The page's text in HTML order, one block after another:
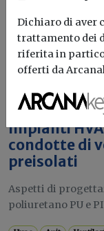
Il governo ha
bonus
Potrebbe
Attualità
Impianti
condotte di
preisolati
Aspetti di
poliuretano PU e
Dichiaro di aver
trattamento dei
riferita in
offerti da